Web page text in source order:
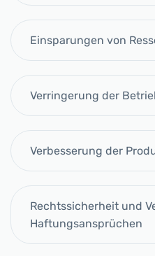
Einsparungen von
Verringerung der
Verbesserung der
Rechtssicherheit und
Haftungsansprüchen